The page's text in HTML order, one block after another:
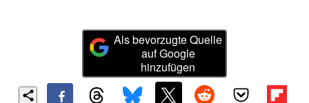
Als bevorzugte Quelle
auf Google
hinzufügen